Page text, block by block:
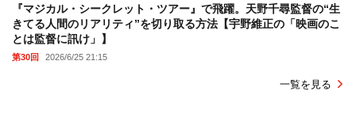
『マジカル・シークレット・ツアー』で飛躍。天野千尋監督の“生
きてる人間のリアリティ”を切り取る方法【宇野維正の「映画のこ
とは監督に訊け」】
第30回 2026/6/25 21:15
一覧を見る